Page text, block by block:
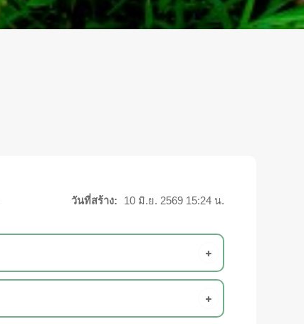
วันที่สร้าง: 10 มิ.ย. 2569 15:24 น.